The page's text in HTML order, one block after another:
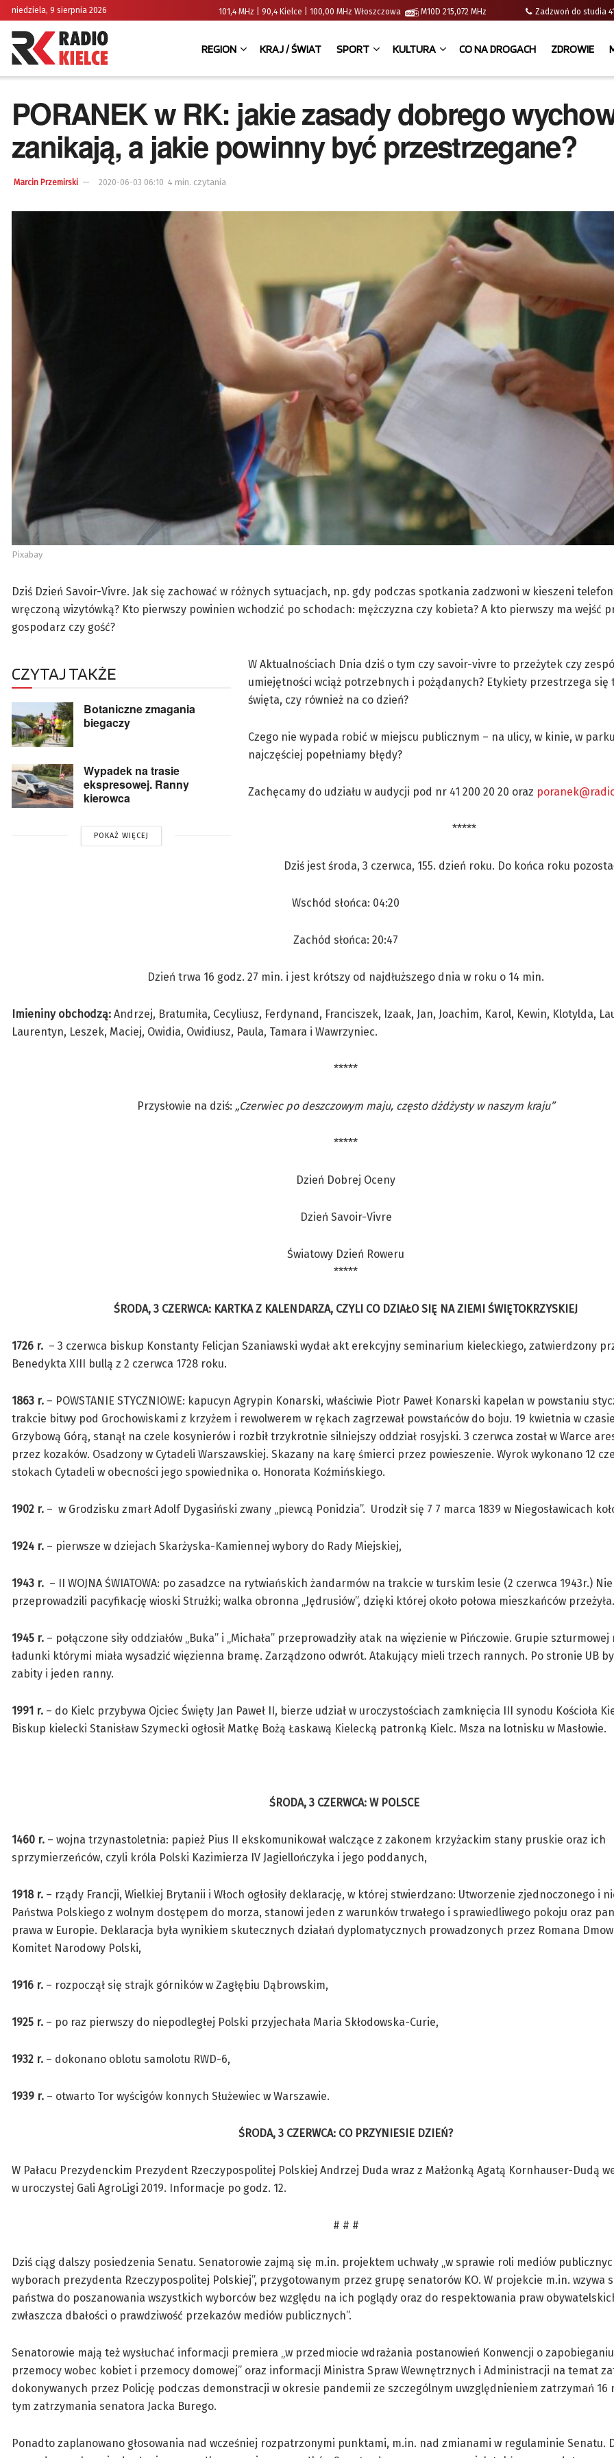
niedziela, 9 sierpnia 2026 101,4 MHz | 90,4 Kielce | 100,00 MHz Włoszczowa M10D 215,072 MHz Zadzwoń do
REGION KRAJ / ŚWIAT SPORT KULTURA CO NA DROGACH ZDROWIE
PORANEK w RK: jakie zasady dobrego
zanikają, a jakie powinny być przestrzegane?
Marcin Przemirski 2020-06-03 06:10 4 min. czytania
Pixabay
Dziś Dzień Savoir-Vivre. Jak się zachować w różnych sytuacjach, np. gdy podczas spotkania zadzwoni w kieszeni
wręczoną wizytówką? Kto pierwszy powinien wchodzić po schodach: mężczyzna czy kobieta? A kto pierwszy ma wejść
gospodarz czy gość?
CZYTAJ TAKŻE
Botaniczne zmagania
biegaczy
Wypadek na trasie
ekspresowej. Ranny
kierowca
POKAŻ WIĘCEJ
W Aktualnościach Dnia dziś o tym czy savoir-vivre to przeżytek czy
umiejętności wciąż potrzebnych i pożądanych? Etykiety przestrzega się
święta, czy również na co dzień?
Czego nie wypada robić w miejscu publicznym – na ulicy, w kinie, w
najczęściej popełniamy błędy?
Zachęcamy do udziału w audycji pod nr 41 200 20 20 oraz
*****
Dziś jest środa, 3 czerwca, 155. dzień roku. Do końca roku
Wschód słońca: 04:20
Zachód słońca: 20:47
Dzień trwa 16 godz. 27 min. i jest krótszy od najdłuższego dnia w roku o 14 min.
Imieniny obchodzą: Andrzej, Bratumiła, Cecyliusz, Ferdynand, Franciszek, Izaak, Jan, Joachim, Karol, Kewin, Klotylda,
Laurentyn, Leszek, Maciej, Owidia, Owidiusz, Paula, Tamara i Wawrzyniec.
*****
Przysłowie na dziś: „Czerwiec po deszczowym maju, często dżdżysty w naszym kraju”
*****
Dzień Dobrej Oceny
Dzień Savoir-Vivre
Światowy Dzień Roweru
*****
ŚRODA, 3 CZERWCA: KARTKA Z KALENDARZA, CZYLI CO DZIAŁO SIĘ NA ZIEMI ŚWIĘTOKRZYSKIEJ
1726 r. – 3 czerwca biskup Konstanty Felicjan Szaniawski wydał akt erekcyjny seminarium kieleckiego, zatwierdzony
Benedykta XIII bullą z 2 czerwca 1728 roku.
1863 r. – POWSTANIE STYCZNIOWE: kapucyn Agrypin Konarski, właściwie Piotr Paweł Konarski kapelan w powstaniu
trakcie bitwy pod Grochowiskami z krzyżem i rewolwerem w rękach zagrzewał powstańców do boju. 19 kwietnia w
Grzybową Górą, stanął na czele kosynierów i rozbił trzykrotnie silniejszy oddział rosyjski. 3 czerwca został w Warce
przez kozaków. Osadzony w Cytadeli Warszawskiej. Skazany na karę śmierci przez powieszenie. Wyrok wykonano 12
stokach Cytadeli w obecności jego spowiednika o. Honorata Koźmińskiego.
1902 r. – w Grodzisku zmarł Adolf Dygasiński zwany „piewcą Ponidzia”. Urodził się 7 7 marca 1839 w Niegosławicach
1924 r. – pierwsze w dziejach Skarżyska-Kamiennej wybory do Rady Miejskiej,
1943 r. – II WOJNA ŚWIATOWA: po zasadzce na rytwiańskich żandarmów na trakcie w turskim lesie (2 czerwca 1943r.)
przeprowadzili pacyfikację wioski Strużki; walka obronna „Jędrusiów”, dzięki której około połowa mieszkańców przeżyła.
1945 r. – połączone siły oddziałów „Buka” i „Michała” przeprowadziły atak na więzienie w Pińczowie. Grupie szturmowej
ładunki którymi miała wysadzić więzienna bramę. Zarządzono odwrót. Atakujący mieli trzech rannych. Po stronie UB
zabity i jeden ranny.
1991 r. – do Kielc przybywa Ojciec Święty Jan Paweł II, bierze udział w uroczystościach zamknięcia III synodu Kościoła
Biskup kielecki Stanisław Szymecki ogłosił Matkę Bożą Łaskawą Kielecką patronką Kielc. Msza na lotnisku w Masłowie.
ŚRODA, 3 CZERWCA: W POLSCE
1460 r. – wojna trzynastoletnia: papież Pius II ekskomunikował walczące z zakonem krzyżackim stany pruskie oraz ich
sprzymierzeńców, czyli króla Polski Kazimierza IV Jagiellończyka i jego poddanych,
1918 r. – rządy Francji, Wielkiej Brytanii i Włoch ogłosiły deklarację, w której stwierdzano: Utworzenie zjednoczonego i
Państwa Polskiego z wolnym dostępem do morza, stanowi jeden z warunków trwałego i sprawiedliwego pokoju oraz
prawa w Europie. Deklaracja była wynikiem skutecznych działań dyplomatycznych prowadzonych przez Romana
Komitet Narodowy Polski,
1916 r. – rozpoczął się strajk górników w Zagłębiu Dąbrowskim,
1925 r. – po raz pierwszy do niepodległej Polski przyjechała Maria Skłodowska-Curie,
1932 r. – dokonano oblotu samolotu RWD-6,
1939 r. – otwarto Tor wyścigów konnych Służewiec w Warszawie.
ŚRODA, 3 CZERWCA: CO PRZYNIESIE DZIEŃ?
W Pałacu Prezydenckim Prezydent Rzeczypospolitej Polskiej Andrzej Duda wraz z Małżonką Agatą Kornhauser-Dudą
w uroczystej Gali AgroLigi 2019. Informacje po godz. 12.
# # #
Dziś ciąg dalszy posiedzenia Senatu. Senatorowie zajmą się m.in. projektem uchwały „w sprawie roli mediów
wyborach prezydenta Rzeczypospolitej Polskiej”, przygotowanym przez grupę senatorów KO. W projekcie m.in. wzywa
państwa do poszanowania wszystkich wyborców bez względu na ich poglądy oraz do respektowania praw
zwłaszcza dbałości o prawdziwość przekazów mediów publicznych”.
Senatorowie mają też wysłuchać informacji premiera „w przedmiocie wdrażania postanowień Konwencji o
przemocy wobec kobiet i przemocy domowej” oraz informacji Ministra Spraw Wewnętrznych i Administracji na temat
dokonywanych przez Policję podczas demonstracji w okresie pandemii ze szczególnym uwzględnieniem zatrzymań 16
tym zatrzymania senatora Jacka Burego.
Ponadto zaplanowano głosowania nad wcześniej rozpatrzonymi punktami, m.in. nad zmianami w regulaminie Senatu.